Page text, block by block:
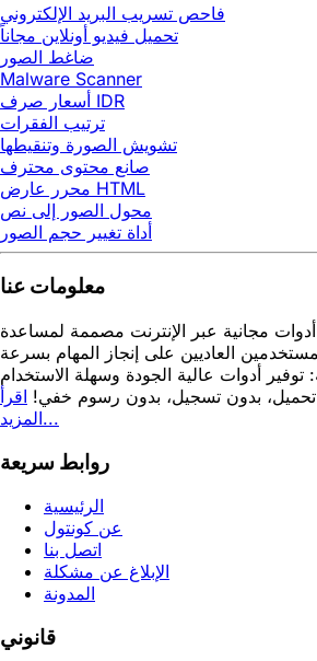
فاحص تسريب البريد الإلكتروني
تحميل فيديو أونلاين مجاناً
ضاغط الصور
Malware Scanner
أسعار صرف IDR
ترتيب الفقرات
تشويش الصورة وتنقيطها
صانع محتوى محترف
محرر عارض HTML
محول الصور إلى نص
أداة تغيير حجم الصور
معلومات عنا
مجانية عبر الإنترنت مصممة لمساعدة
العاديين على إنجاز المهام بسرعة
أدوات عالية الجودة وسهلة الاستخدام
بدون تسجيل، بدون رسوم خفي! اقرأ
المزيد...
روابط سريعة
الرئيسية
عن كونتول
اتصل بنا
الإبلاغ عن مشكلة
المدونة
قانوني